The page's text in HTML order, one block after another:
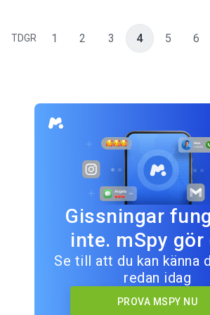
TDGR 1 2 3 4 5 6
Gissningar
inte. mSpy gör
Se till att du kan känna
redan idag
PROVA MSPY NU